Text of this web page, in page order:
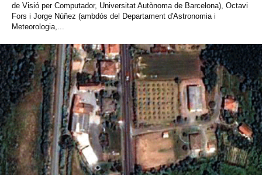
de Visió per Computador, Universitat Autònoma de Barcelona), Octavi
Fors i Jorge Núñez (ambdós del Departament d'Astronomia i
Meteorologia,...